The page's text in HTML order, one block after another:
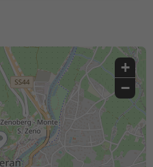
+
−